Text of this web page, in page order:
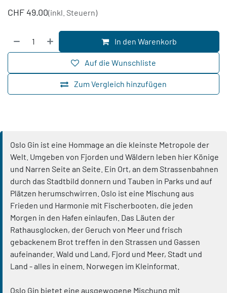
CHF 49.00(inkl. Steuern)
In den Warenkorb
Zum Vergleich hinzufügen
Auf die Wunschliste
Oslo Gin ist eine Hommage an die kleinste Metropole der
Welt. Umgeben von Fjorden und Wäldern leben hier Könige
und Narren Seite an Seite. Ein Ort, an dem Strassenbahnen
durch das Stadtbild donnern und Tauben in Parks und auf
Plätzen herumschwirren. Oslo ist eine Mischung aus
Frieden und Harmonie mit Fischerbooten, die jeden
Morgen in den Hafen einlaufen. Das Läuten der
Rathausglocken, der Geruch von Meer und frisch
gebackenem Brot treffen in den Strassen und Gassen
aufeinander. Wald und Land, Fjord und Meer, Stadt und
Land - alles in einem. Norwegen im Kleinformat.
Oslo Gin bietet eine ausgewogene Mischung mit